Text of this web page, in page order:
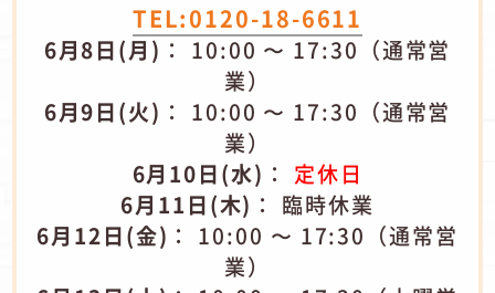
TEL:0120-18-6611
6月8日(月) ： 10:00 〜 17:30（通常営
業）
6月9日(火) ： 10:00 〜 17:30（通常営
業）
6月10日(水) ： 定休日
6月11日(木) ： 臨時休業
6月12日(金) ： 10:00 〜 17:30（通常営
業）